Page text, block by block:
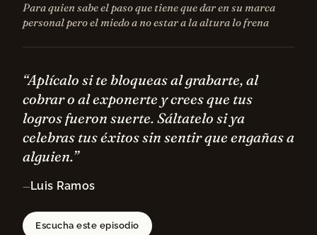
Para quien sabe el paso que tiene que dar en su marca
personal pero el miedo a no estar a la altura lo frena
“Aplícalo si te bloqueas al grabarte, al
cobrar o al exponerte y crees que tus
logros fueron suerte. Sáltatelo si ya
celebras tus éxitos sin sentir que engañas a
alguien.”
— Luis Ramos
Escucha este episodio